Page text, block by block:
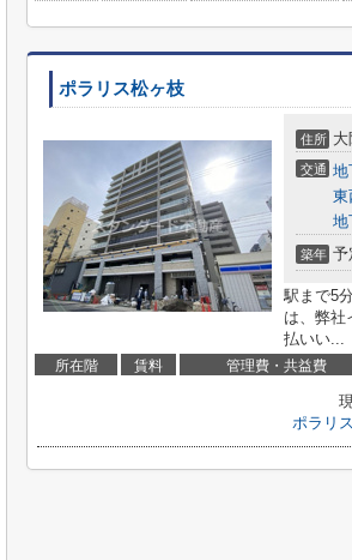
ポラリス松ヶ枝
住所 大
交通 地
東
地
築年 予
駅まで5
は、弊社
払いい...
所在階 賃料 管理費・共益費
ポラリ